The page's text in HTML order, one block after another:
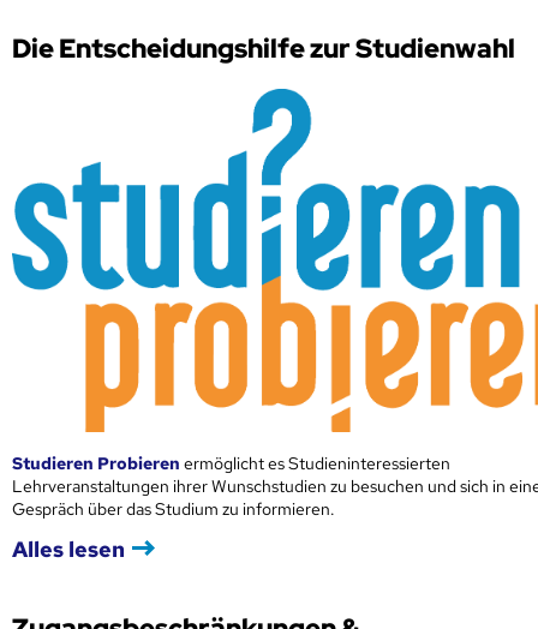
Die Entscheidungshilfe zur Studienwahl
Studieren Probieren ermöglicht es Studieninteressierten
Lehrveranstaltungen ihrer Wunschstudien zu besuchen und sich in
Gespräch über das Studium zu informieren.
Alles lesen